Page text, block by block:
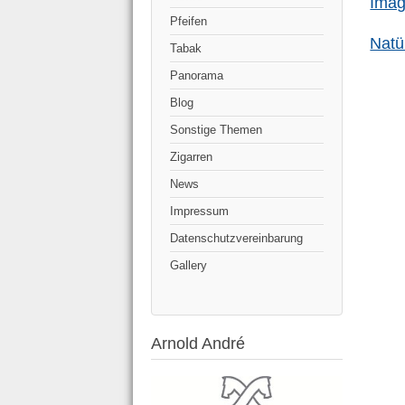
Pfeifen
Tabak
Panorama
Blog
Sonstige Themen
Zigarren
News
Impressum
Datenschutzvereinbarung
Gallery
Arnold André